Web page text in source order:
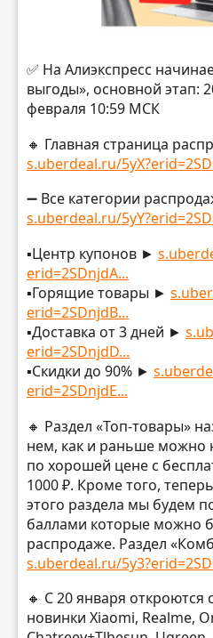
✅ На Алиэкспресс
выгоды», основной этап:
февраля 10:59 МСК
🔸 Главная страница
s.uberdeal.ru/
➖ Все категории
s.uberdeal.ru/
▪️Центр купонов ►
erid=2SDnjdA...
▪️Горящие товары ►
erid=2SDnjdB...
▪️Доставка от 3 дней ►
erid=2SDnjdD...
▪️Скидки до 90% ►
erid=2SDnjdE...
🔸 Раздел «Топ-товары»
нем, как и раньше можно
по хорошей цене с
1000 ₽. Кроме того,
этого раздела мы будем
баллами которые можно
распродаже. Раздел
s.uberdeal.ru/
🔸 С 20 января откроются
новинки Xiaomi, Realme,